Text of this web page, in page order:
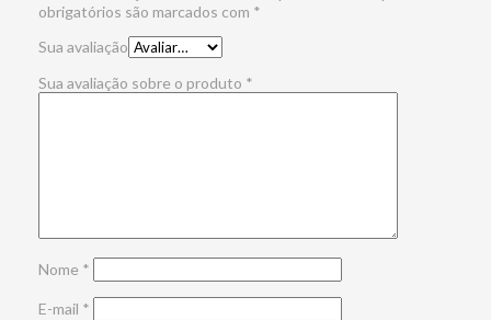
obrigatórios são marcados com *
Sua avaliação
Sua avaliação sobre o produto *
Nome *
E-mail *